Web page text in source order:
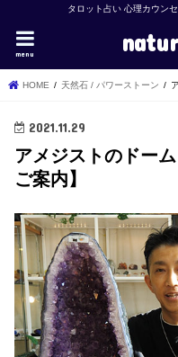
タロット占い 心理カウン
menu
HOME 天然石 / パワーストーン
2021.11.29
アメジストのドー
ご案内】